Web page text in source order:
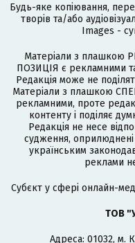
Будь-яке копіювання,
творів та/або
Images -
Матеріали з плашкою
ПОЗИЦІЯ є рекламними
Редакція може не
Матеріали з плашкою
рекламними, проте
контенту і поділяє
Редакція не несе
судження, оприлюднені
українським
реклами
Cубєкт у сфері онлайн-
ТОВ
Адреса: 01032, м.